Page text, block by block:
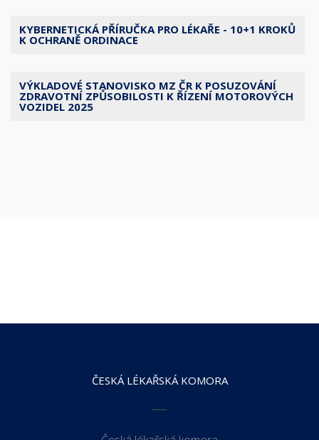
KYBERNETICKÁ PŘÍRUČKA PRO LÉKAŘE - 10+1 KROKŮ
K OCHRANĚ ORDINACE
VÝKLADOVÉ STANOVISKO MZ ČR K POSUZOVÁNÍ
ZDRAVOTNÍ ZPŮSOBILOSTI K ŘÍZENÍ MOTOROVÝCH
VOZIDEL 2025
ČESKÁ LÉKAŘSKÁ KOMORA